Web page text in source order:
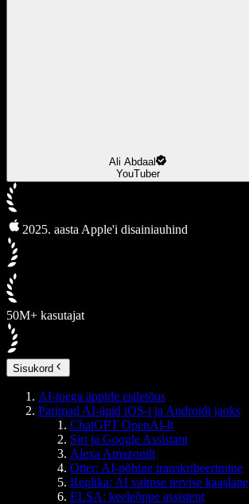
Ali Abdaal
YouTuber
2025. aasta Apple'i disainiauhind
50M+ kasutajat
Sisukord
AI-toega äppide esiletõus
Parimad AI-äpid iOS-i ja Androidi jaoks
ChatGPT OpenAI-lt
Siri ja Google Assistant
Alexa Amazonilt
Otter: AI-põhine transkribeerimine
Replika: AI vaimse tervise kaaslane
ELSA: keeleõppe assistent